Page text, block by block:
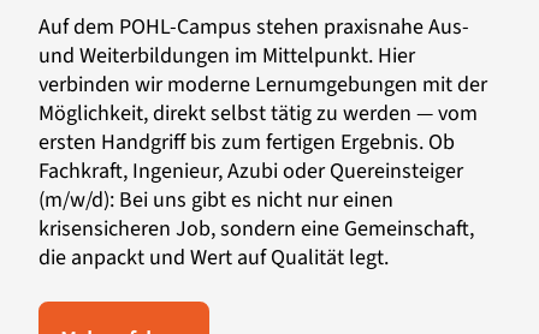
Auf dem POHL-Campus stehen praxisnahe Aus-
und Weiterbildungen im Mittelpunkt. Hier
verbinden wir moderne Lernumgebungen mit der
Möglichkeit, direkt selbst tätig zu werden — vom
ersten Handgriff bis zum fertigen Ergebnis. Ob
Fachkraft, Ingenieur, Azubi oder Quereinsteiger
(m/w/d): Bei uns gibt es nicht nur einen
krisensicheren Job, sondern eine Gemeinschaft,
die anpackt und Wert auf Qualität legt.